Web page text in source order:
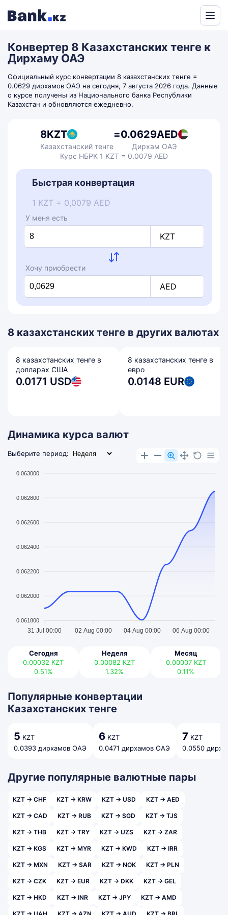
by
Translate
Конвертер 8 Казахстанских тенге к
Дирхаму ОАЭ
Официальный курс конвертации 8 казахстанских тенге =
0.0629 дирхамов ОАЭ на сегодня, 7 августа 2026 года. Данные
о курсе получены из Национального банка Республики
Казахстан и обновляются ежедневно.
8KZT
Казахстанский тенге
=0.0629AED
Дирхам ОАЭ
Курс НБРК 1 KZT = 0.0079 AED
Быстрая конвертация
1 KZT = 0,0079 AED
У меня есть
KZT
Хочу приобрести
AED
8 казахстанских тенге в других валютах
8 казахстанских тенге в
долларах США
0.0171 USD
8 казахстанских тенге в
евро
0.0148 EUR
Динамика курса валют
Выберите период:
0.063000
0.062800
0.062600
0.062400
0.062200
0.062000
0.061800
31 Jul 00:00 02 Aug 00:00 04 Aug 00:00 06 Aug 00:00
Сегодня
0.00032 KZT
0.51%
Неделя
0.00082 KZT
1.32%
Месяц
0.00007 KZT
0.11%
Популярные конвертации
Казахстанских тенге
5 KZT
0.0393 дирхамов ОАЭ
6 KZT
0.0471 дирхамов ОАЭ
7 KZT
0.0550
Другие популярные валютные пары
KZT → CHF KZT → KRW KZT → USD KZT → AED
KZT → CAD KZT → RUB KZT → SGD KZT → TJS
KZT → THB KZT → TRY KZT → UZS KZT → ZAR
KZT → KGS KZT → MYR KZT → KWD KZT → IRR
KZT → MXN KZT → SAR KZT → NOK KZT → PLN
KZT → CZK KZT → EUR KZT → DKK KZT → GEL
KZT → HKD KZT → INR KZT → JPY KZT → AMD